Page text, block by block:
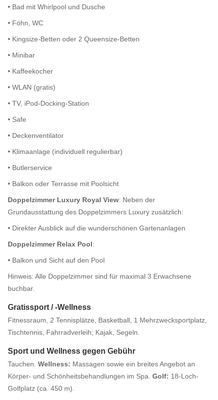
• Bad mit Whirlpool und Dusche
• Föhn, WC
• Kingsize-Betten oder 2 Queensize-Betten
• Minibar
• Kaffeekocher
• WLAN (gratis)
• TV, iPod-Docking-Station
• Safe
• Deckenventilator
• Klimaanlage (individuell regulierbar)
• Butlerservice
• Balkon oder Terrasse mit Poolsicht
Doppelzimmer Luxury Royal View: Neben der
Grundausstattung des Doppelzimmers Luxury zusätzlich:
• Direkter Ausblick auf die wunderschönen Gartenanlagen
Doppelzimmer Relax Pool:
• Balkon und Sicht auf den Pool
Hinweis: Alle Doppelzimmer sind für maximal 3 Erwachsene
buchbar.
Gratissport / -Wellness
Fitnessraum, 2 Tennisplätze, Basketball, 1 Mehrzwecksportplatz,
Tischtennis, Fahrradverleih; Kajak, Segeln.
Sport und Wellness gegen Gebühr
Tauchen. Wellness: Massagen sowie ein breites Angebot an
Körper- und Schönheitsbehandlungen im Spa. Golf: 18-Loch-
Golfplatz (ca. 450 m).